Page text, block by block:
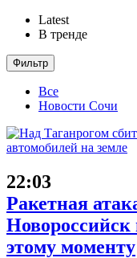
Latest
В тренде
Фильтр
Все
Новости Сочи
22:03
Ракетная
Новороссийск
этому моменту